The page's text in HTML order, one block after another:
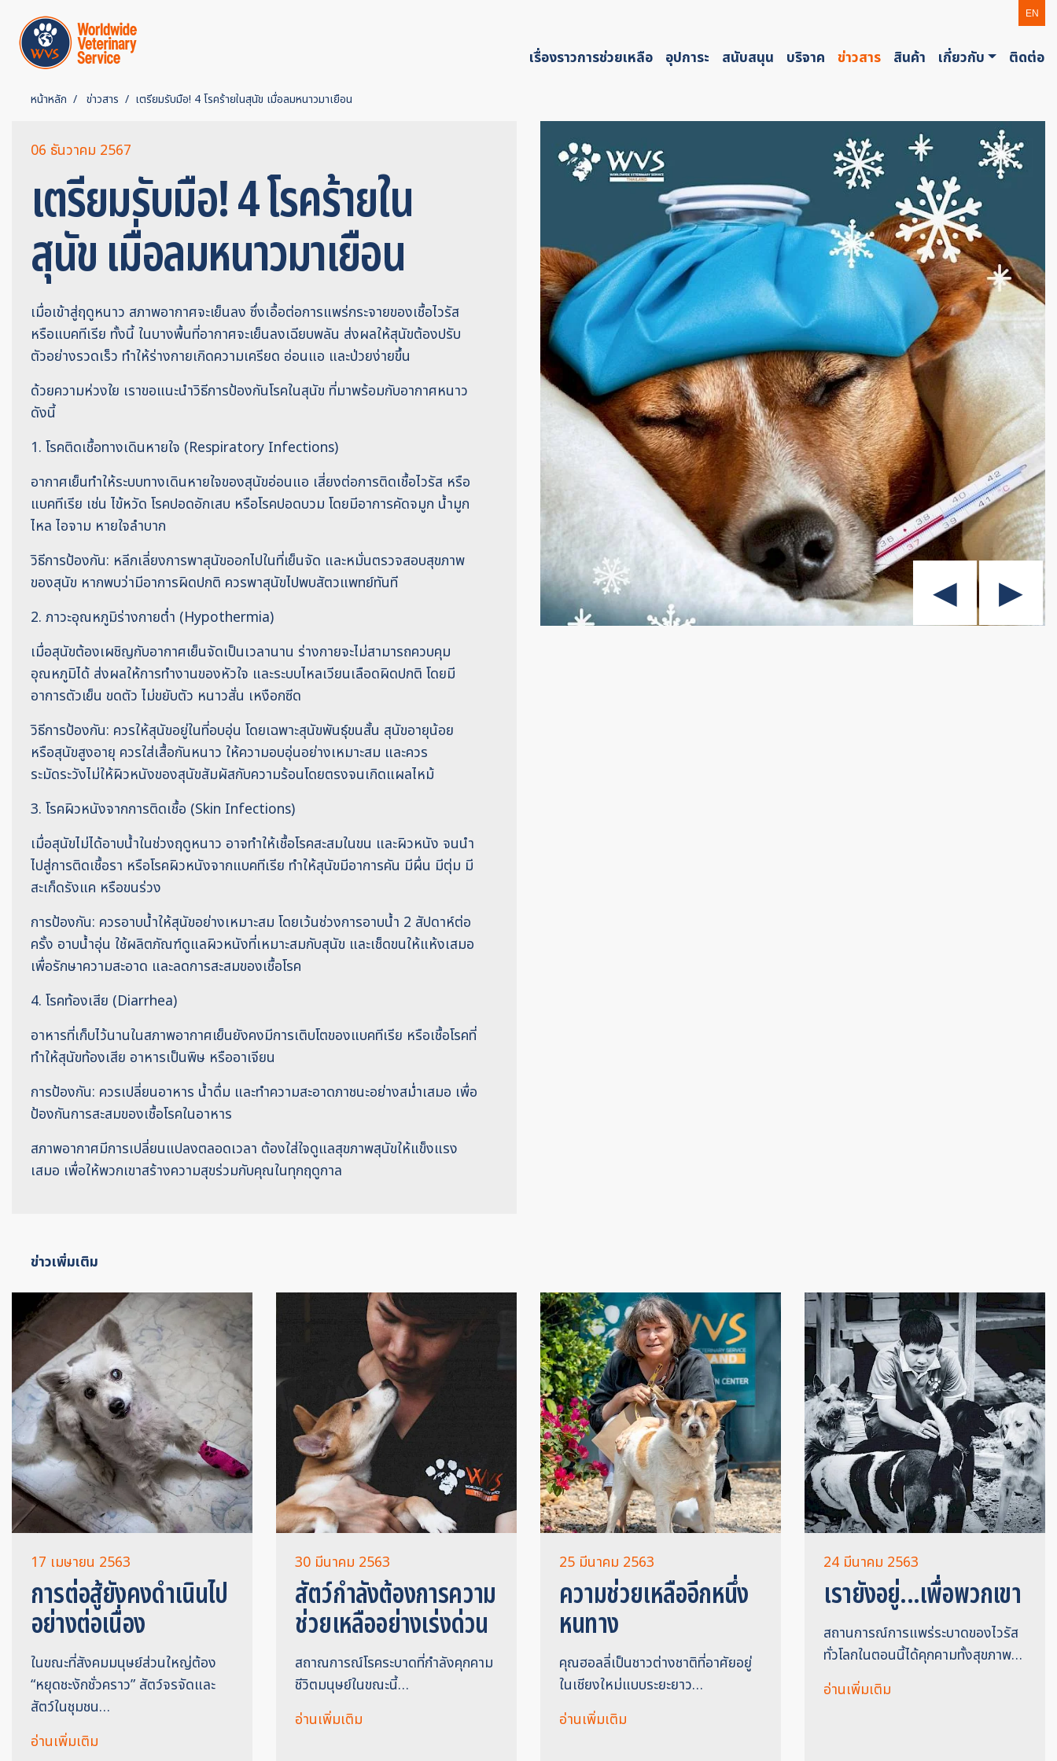
EN
เรื่องราวการช่วยเหลือ อุปการะ สนับสนุน บริจาค ข่าวสาร สินค้า เกี่ยวกับ ติดต่อ
หน้าหลัก ข่าวสาร เตรียมรับมือ! 4 โรคร้ายในสุนัข เมื่อลมหนาวมาเยือน
06 ธันวาคม 2567
เตรียมรับมือ! 4 โรคร้ายใน
สุนัข เมื่อลมหนาวมาเยือน
เมื่อเข้าสู่ฤดูหนาว สภาพอากาศจะเย็นลง ซึ่งเอื้อต่อการแพร่กระจายของเชื้อไวรัส
หรือแบคทีเรีย ทั้งนี้ ในบางพื้นที่อากาศจะเย็นลงเฉียบพลัน ส่งผลให้สุนัขต้องปรับ
ตัวอย่างรวดเร็ว ทำให้ร่างกายเกิดความเครียด อ่อนแอ และป่วยง่ายขึ้น
ด้วยความห่วงใย เราขอแนะนำวิธีการป้องกันโรคในสุนัข ที่มาพร้อมกับอากาศหนาว
ดังนี้
1. โรคติดเชื้อทางเดินหายใจ (Respiratory Infections)
อากาศเย็นทำให้ระบบทางเดินหายใจของสุนัขอ่อนแอ เสี่ยงต่อการติดเชื้อไวรัส หรือ
แบคทีเรีย เช่น ไข้หวัด โรคปอดอักเสบ หรือโรคปอดบวม โดยมีอาการคัดจมูก น้ำมูก
ไหล ไอจาม หายใจลำบาก
วิธีการป้องกัน: หลีกเลี่ยงการพาสุนัขออกไปในที่เย็นจัด และหมั่นตรวจสอบสุขภาพ
ของสุนัข หากพบว่ามีอาการผิดปกติ ควรพาสุนัขไปพบสัตวแพทย์ทันที
2. ภาวะอุณหภูมิร่างกายต่ำ (Hypothermia)
เมื่อสุนัขต้องเผชิญกับอากาศเย็นจัดเป็นเวลานาน ร่างกายจะไม่สามารถควบคุม
อุณหภูมิได้ ส่งผลให้การทำงานของหัวใจ และระบบไหลเวียนเลือดผิดปกติ โดยมี
อาการตัวเย็น ขดตัว ไม่ขยับตัว หนาวสั่น เหงือกซีด
วิธีการป้องกัน: ควรให้สุนัขอยู่ในที่อบอุ่น โดยเฉพาะสุนัขพันธุ์ขนสั้น สุนัขอายุน้อย
หรือสุนัขสูงอายุ ควรใส่เสื้อกันหนาว ให้ความอบอุ่นอย่างเหมาะสม และควร
ระมัดระวังไม่ให้ผิวหนังของสุนัขสัมผัสกับความร้อนโดยตรงจนเกิดแผลไหม้
3. โรคผิวหนังจากการติดเชื้อ (Skin Infections)
เมื่อสุนัขไม่ได้อาบน้ำในช่วงฤดูหนาว อาจทำให้เชื้อโรคสะสมในขน และผิวหนัง จนนำ
ไปสู่การติดเชื้อรา หรือโรคผิวหนังจากแบคทีเรีย ทำให้สุนัขมีอาการคัน มีผื่น มีตุ่ม มี
สะเก็ดรังแค หรือขนร่วง
การป้องกัน: ควรอาบน้ำให้สุนัขอย่างเหมาะสม โดยเว้นช่วงการอาบน้ำ 2 สัปดาห์ต่อ
ครั้ง อาบน้ำอุ่น ใช้ผลิตภัณฑ์ดูแลผิวหนังที่เหมาะสมกับสุนัข และเช็ดขนให้แห้งเสมอ
เพื่อรักษาความสะอาด และลดการสะสมของเชื้อโรค
4. โรคท้องเสีย (Diarrhea)
อาหารที่เก็บไว้นานในสภาพอากาศเย็นยังคงมีการเติบโตของแบคทีเรีย หรือเชื้อโรคที่
ทำให้สุนัขท้องเสีย อาหารเป็นพิษ หรืออาเจียน
การป้องกัน: ควรเปลี่ยนอาหาร น้ำดื่ม และทำความสะอาดภาชนะอย่างสม่ำเสมอ เพื่อ
ป้องกันการสะสมของเชื้อโรคในอาหาร
สภาพอากาศมีการเปลี่ยนแปลงตลอดเวลา ต้องใส่ใจดูแลสุขภาพสุนัขให้แข็งแรง
เสมอ เพื่อให้พวกเขาสร้างความสุขร่วมกับคุณในทุกฤดูกาล
ข่าวเพิ่มเติม
17 เมษายน 2563
การต่อสู้ยังคงดำเนินไป
อย่างต่อเนื่อง
ในขณะที่สังคมมนุษย์ส่วนใหญ่ต้อง
“หยุดชะงักชั่วคราว” สัตว์จรจัดและ
สัตว์ในชุมชน…
อ่านเพิ่มเติม
30 มีนาคม 2563
สัตว์กำลังต้องการความ
ช่วยเหลืออย่างเร่งด่วน
สถาณการณ์โรคระบาดที่กำลังคุกคาม
ชีวิตมนุษย์ในขณะนี้…
อ่านเพิ่มเติม
25 มีนาคม 2563
ความช่วยเหลืออีกหนึ่ง
หนทาง
คุณฮอลลี่เป็นชาวต่างชาติที่อาศัยอยู่
ในเชียงใหม่แบบระยะยาว…
อ่านเพิ่มเติม
24 มีนาคม 2563
เรายังอยู่...เพื่อพวกเขา
สถานการณ์การแพร่ระบาดของไวรัส
ทั่วโลกในตอนนี้ได้คุกคามทั้งสุขภาพ…
อ่านเพิ่มเติม